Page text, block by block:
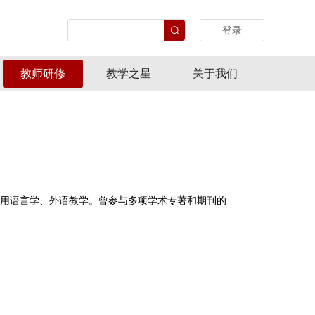
登录
教师研修 教学之星 关于我们
语言学、外语教学。曾参与多项学术专著和期刊的